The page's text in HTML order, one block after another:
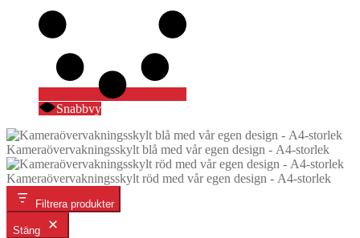
Snabbvy
Kameraövervakningsskylt blå med vår egen design - A4-storlek
Kameraövervakningsskylt röd med vår egen design - A4-storlek
Filtrera produkter
Stäng